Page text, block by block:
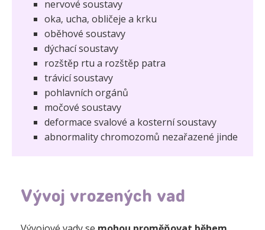
nervové soustavy
oka‚ ucha‚ obličeje a krku
oběhové soustavy
dýchací soustavy
rozštěp rtu a rozštěp patra
trávicí soustavy
pohlavních orgánů
močové soustavy
deformace svalové a kosterní soustavy
abnormality chromozomů nezařazené jinde
Vývoj vrozených vad